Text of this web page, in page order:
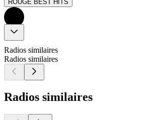
ROUGE BEST HITS
Radios similaires
Radios similaires
Radios similaires